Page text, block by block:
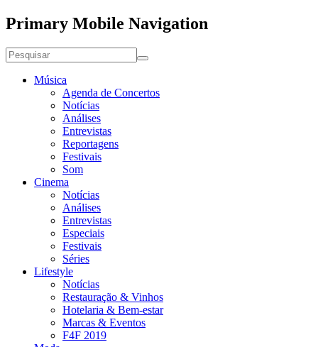
Primary Mobile Navigation
Música
Agenda de Concertos
Notícias
Análises
Entrevistas
Reportagens
Festivais
Som
Cinema
Notícias
Análises
Entrevistas
Especiais
Festivais
Séries
Lifestyle
Notícias
Restauração & Vinhos
Hotelaria & Bem-estar
Marcas & Eventos
F4F 2019